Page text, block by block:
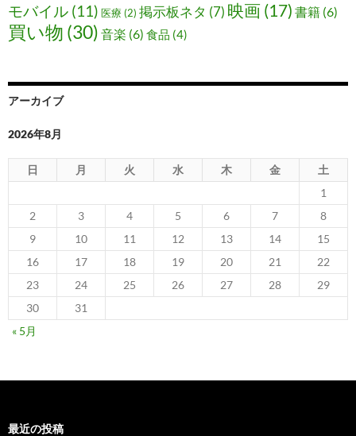
モバイル (11) 医療 (2) 掲示板ネタ (7) 映画 (17) 書籍 (6)
買い物 (30) 音楽 (6) 食品 (4)
アーカイブ
2026年8月
日 月 火 水 木 金
土
1
2
3 4 5 6 7
8
9
10 11 12 13 14
15
16
17 18 19 20 21
22
23
24 25 26 27 28
29
30
31
« 5月
最近の投稿